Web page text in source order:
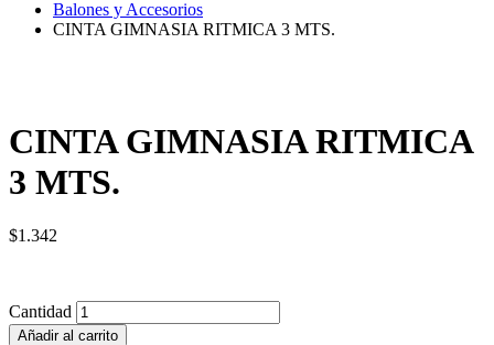
Balones y Accesorios
CINTA GIMNASIA RITMICA 3 MTS.
CINTA GIMNASIA RITMICA
3 MTS.
$1.342
Cantidad
Añadir al carrito